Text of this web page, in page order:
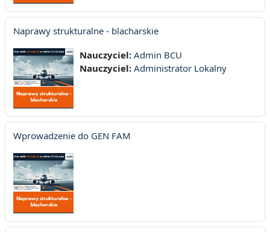
Naprawy strukturalne - blacharskie
Nauczyciel: Admin BCU
Nauczyciel: Administrator Lokalny
Wprowadzenie do GEN FAM